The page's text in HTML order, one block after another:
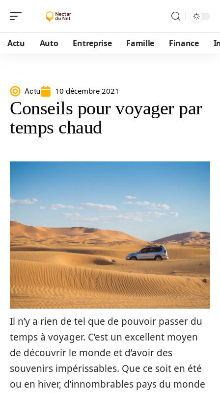
Actu Auto Entreprise Famille Finance
Actu 10 décembre 2021
Conseils pour voyager par
temps chaud
Il n’y a rien de tel que de pouvoir passer du
temps à voyager. C’est un excellent moyen
de découvrir le monde et d’avoir des
souvenirs impérissables. Que ce soit en été
ou en hiver, d’innombrables pays du monde